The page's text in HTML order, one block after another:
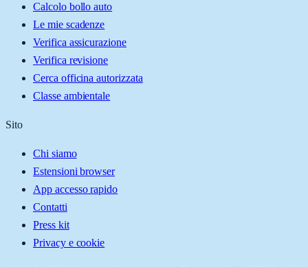
Calcolo bollo auto
Le mie scadenze
Verifica assicurazione
Verifica revisione
Cerca officina autorizzata
Classe ambientale
Sito
Chi siamo
Estensioni browser
App accesso rapido
Contatti
Press kit
Privacy e cookie